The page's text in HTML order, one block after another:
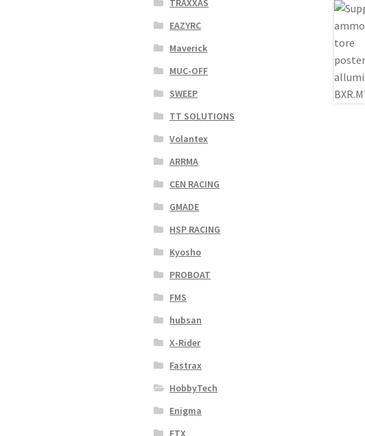
TRAXXAS
EAZYRC
Maverick
MUC-OFF
SWEEP
TT SOLUTIONS
Volantex
ARRMA
CEN RACING
GMADE
HSP RACING
Kyosho
PROBOAT
FMS
hubsan
X-Rider
Fastrax
HobbyTech
Enigma
FTX